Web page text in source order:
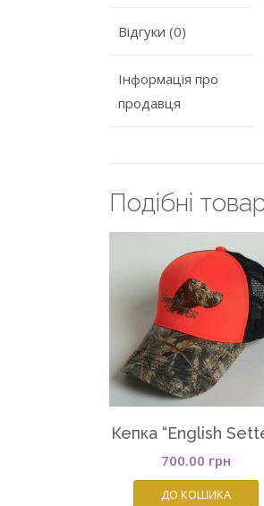
Відгуки (0)
Інформація про
продавця
Подiбнi
Кепка “English
700.00 грн
ДО КОШИКА